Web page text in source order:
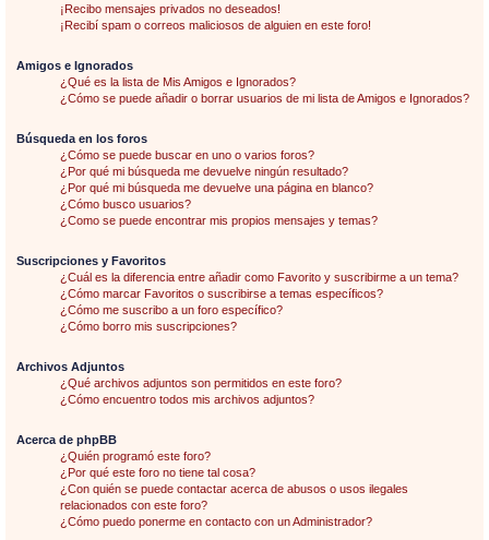
¡Recibo mensajes privados no deseados!
¡Recibí spam o correos maliciosos de alguien en este foro!
Amigos e Ignorados
¿Qué es la lista de Mis Amigos e Ignorados?
¿Cómo se puede añadir o borrar usuarios de mi lista de Amigos e Ignorados?
Búsqueda en los foros
¿Cómo se puede buscar en uno o varios foros?
¿Por qué mi búsqueda me devuelve ningún resultado?
¿Por qué mi búsqueda me devuelve una página en blanco?
¿Cómo busco usuarios?
¿Como se puede encontrar mis propios mensajes y temas?
Suscripciones y Favoritos
¿Cuál es la diferencia entre añadir como Favorito y suscribirme a un tema?
¿Cómo marcar Favoritos o suscribirse a temas específicos?
¿Cómo me suscribo a un foro específico?
¿Cómo borro mis suscripciones?
Archivos Adjuntos
¿Qué archivos adjuntos son permitidos en este foro?
¿Cómo encuentro todos mis archivos adjuntos?
Acerca de phpBB
¿Quién programó este foro?
¿Por qué este foro no tiene tal cosa?
¿Con quién se puede contactar acerca de abusos o usos ilegales
relacionados con este foro?
¿Cómo puedo ponerme en contacto con un Administrador?